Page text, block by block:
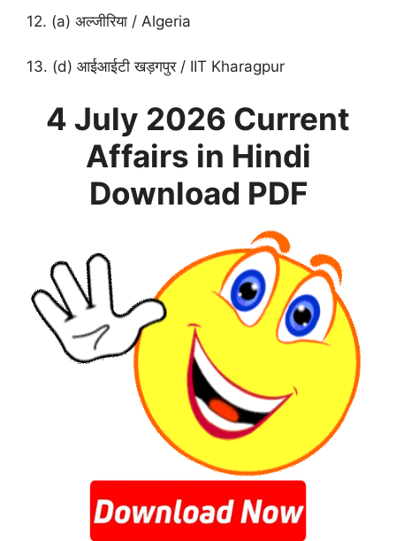
12. (a) अल्जीरिया / Algeria
13. (d) आईआईटी खड़गपुर / IIT Kharagpur
4 July 2026 Current
Affairs in Hindi
Download PDF